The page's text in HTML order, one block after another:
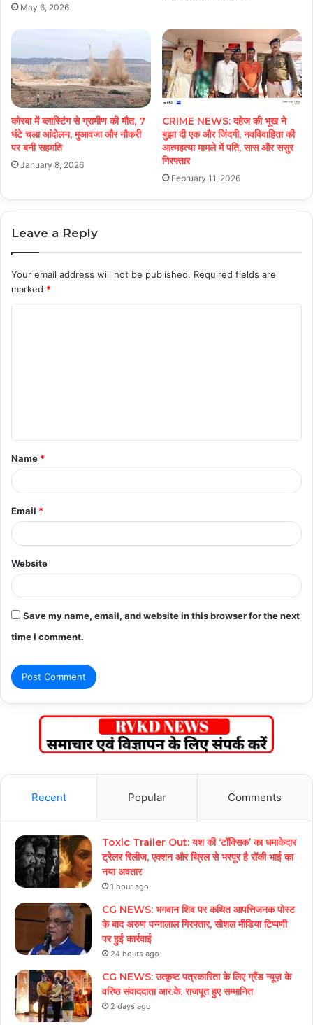
May 6, 2026
कोरबा में ब्लास्टिंग से ग्रामीण की मौत, 7
घंटे चला आंदोलन, मुआवजा और नौकरी
पर बनी सहमति
January 8, 2026
CRIME NEWS: दहेज की भूख ने
बुझा दी एक और जिंदगी, नवविवाहिता की
आत्महत्या मामले में पति, सास और ससुर
गिरफ्तार
February 11, 2026
Leave a Reply
Your email address will not be published. Required fields are
marked *
t
*
Name *
Email *
Website
Save my name, email, and website in this browser for the next
time I comment.
Recent Popular Comments
Toxic Trailer Out: यश की ‘टॉक्सिक’ का धमाकेदार
ट्रेलर रिलीज, एक्शन और थ्रिल से भरपूर है रॉकी भाई का
नया अवतार
1 hour ago
CG NEWS: भगवान शिव पर कथित आपत्तिजनक पोस्ट
के बाद अरुण पन्नालाल गिरफ्तार, सोशल मीडिया टिप्पणी
पर हुई कार्रवाई
24 hours ago
CG NEWS: उत्कृष्ट पत्रकारिता के लिए ग्रैंड न्यूज़ के
वरिष्ठ संवाददाता आर.के. राजपूत हुए सम्मानित
2 days ago